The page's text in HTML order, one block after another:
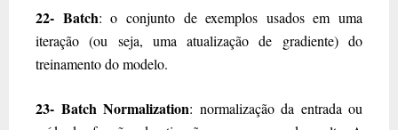
22- Batch: o conjunto de exemplos usados em uma
iteração (ou seja, uma atualização de gradiente) do
treinamento do modelo.
23- Batch Normalization: normalização da entrada ou